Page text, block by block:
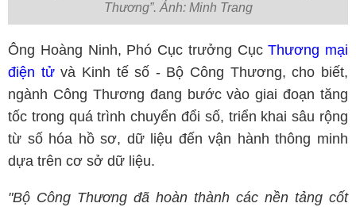
Thương”. Ảnh: Minh Trang
Ông Hoàng Ninh, Phó Cục trưởng CụcThương mại
điện tửvà Kinh tế số - Bộ Công Thương, cho biết,
ngành Công Thương đang bước vào giai đoạn tăng
tốc trong quá trình chuyển đổi số, triển khai sâu rộng
từ số hóa hồ sơ, dữ liệu đến vận hành thông minh
dựa trên cơ sở dữ liệu.
"Bộ Công Thương đã hoàn thành các nền tảng cốt